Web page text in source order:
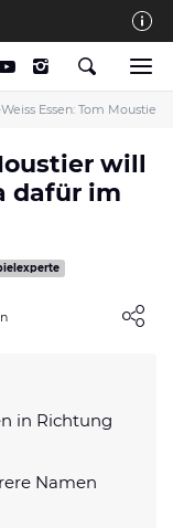
Essen: Tom
will
dafür im
in Richtung
Namen